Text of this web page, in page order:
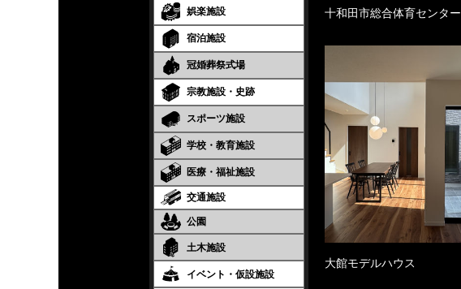
娯楽施設
宿泊施設
冠婚葬祭式場
宗教施設・史跡
スポーツ施設
学校・教育施設
医療・福祉施設
交通施設
公園
土木施設
イベント・仮設施設
十和田市総合体育センター
大館モデルハウス